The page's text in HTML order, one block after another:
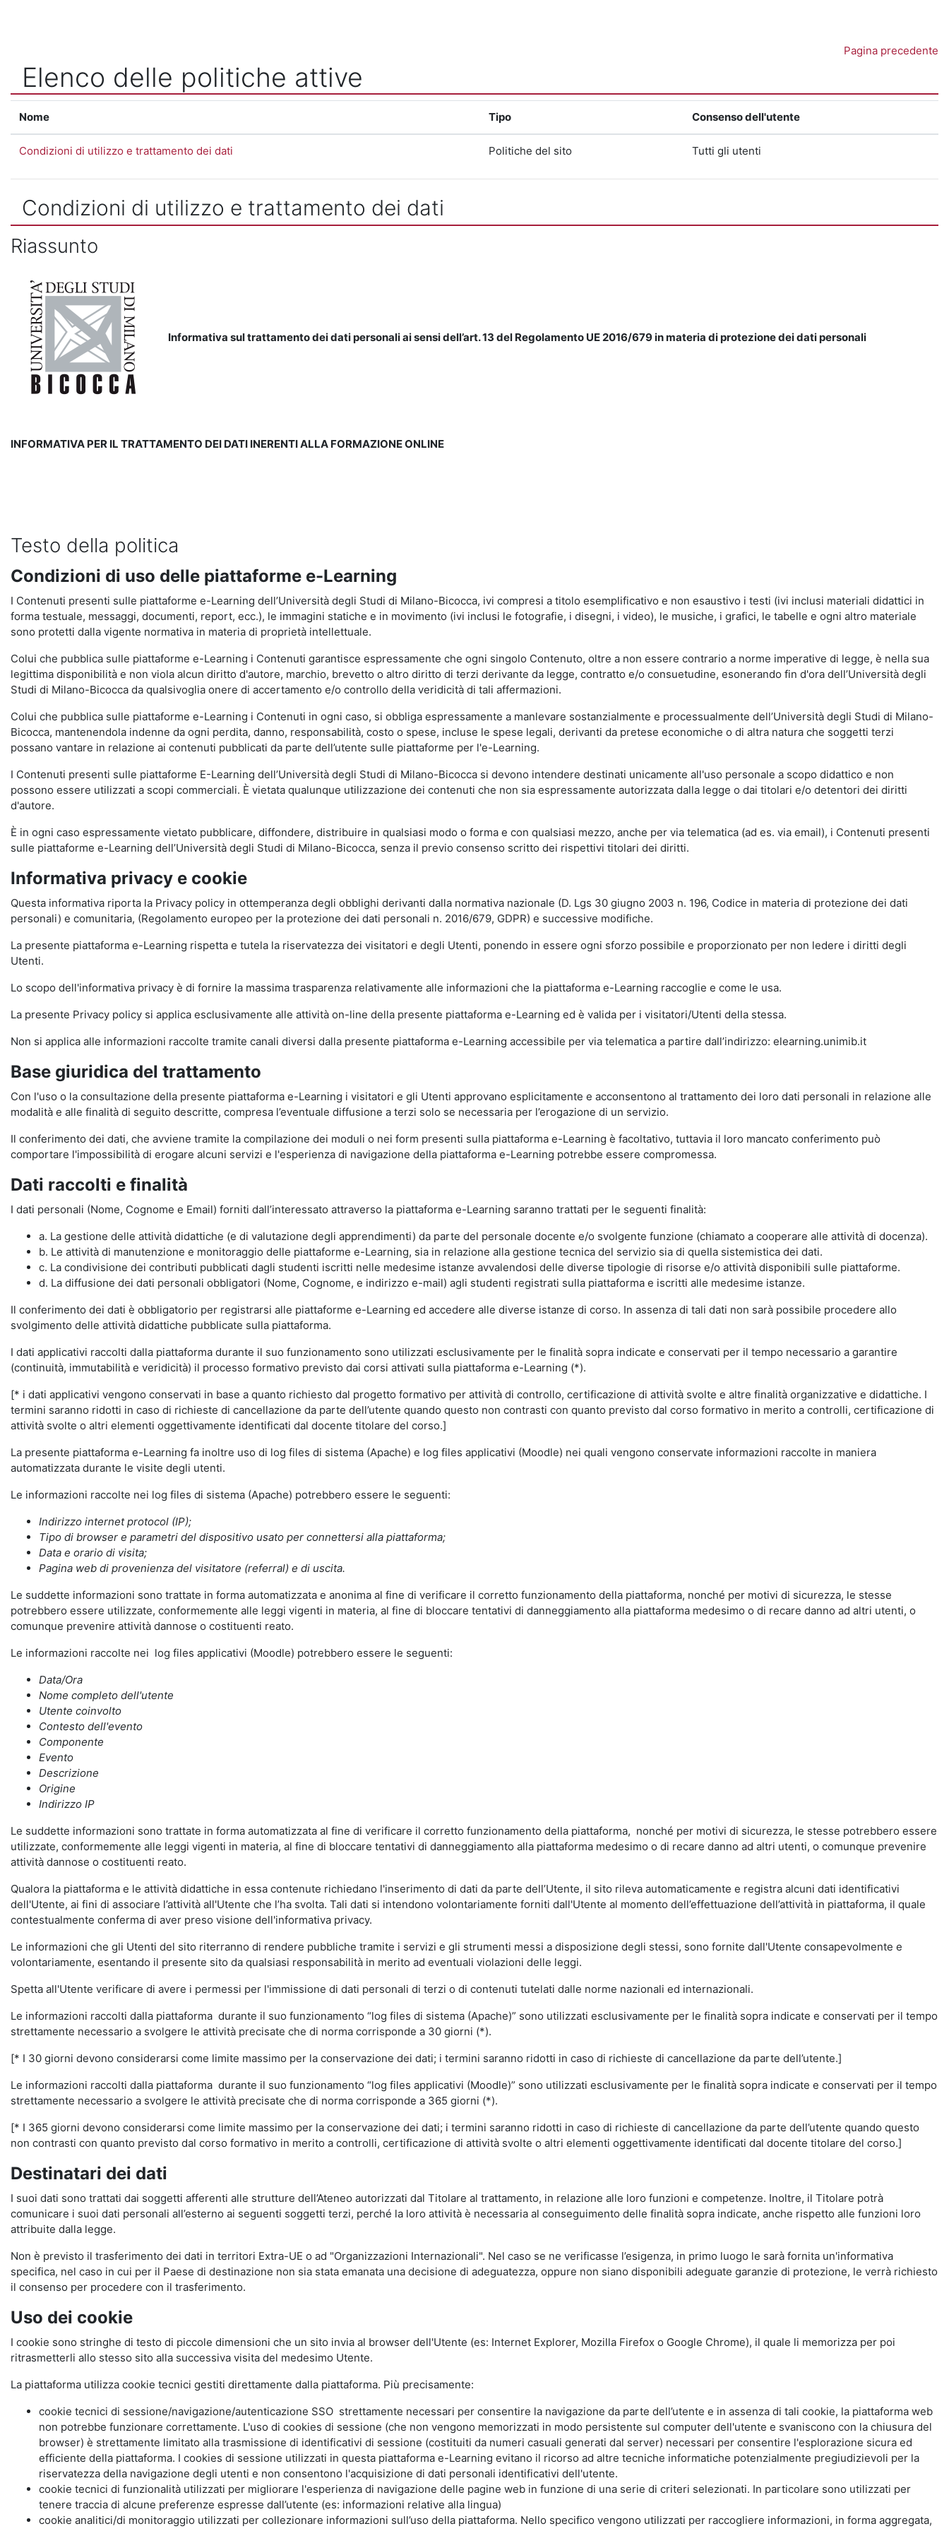
Pagina precedente
Elenco delle politiche attive
Nome Tipo Consenso dell'utente
Condizioni di utilizzo e trattamento dei dati Politiche del sito Tutti gli utenti
Condizioni di utilizzo e trattamento dei dati
Riassunto
Informativa sul trattamento dei dati personali ai sensi dell’art. 13 del Regolamento UE 2016/679 in materia di protezione dei dati personali
INFORMATIVA PER IL TRATTAMENTO DEI DATI INERENTI ALLA FORMAZIONE ONLINE
Testo della politica
Condizioni di uso delle piattaforme e-Learning
I Contenuti presenti sulle piattaforme e-Learning dell’Università degli Studi di Milano-Bicocca, ivi compresi a titolo esemplificativo e non esaustivo i testi (ivi inclusi materiali didattici in
forma testuale, messaggi, documenti, report, ecc.), le immagini statiche e in movimento (ivi inclusi le fotografie, i disegni, i video), le musiche, i grafici, le tabelle e ogni altro materiale
sono protetti dalla vigente normativa in materia di proprietà intellettuale.
Colui che pubblica sulle piattaforme e-Learning i Contenuti garantisce espressamente che ogni singolo Contenuto, oltre a non essere contrario a norme imperative di legge, è nella sua
legittima disponibilità e non viola alcun diritto d'autore, marchio, brevetto o altro diritto di terzi derivante da legge, contratto e/o consuetudine, esonerando fin d'ora dell’Università degli
Studi di Milano-Bicocca da qualsivoglia onere di accertamento e/o controllo della veridicità di tali affermazioni.
Colui che pubblica sulle piattaforme e-Learning i Contenuti in ogni caso, si obbliga espressamente a manlevare sostanzialmente e processualmente dell’Università degli Studi di Milano-
Bicocca, mantenendola indenne da ogni perdita, danno, responsabilità, costo o spese, incluse le spese legali, derivanti da pretese economiche o di altra natura che soggetti terzi
possano vantare in relazione ai contenuti pubblicati da parte dell’utente sulle piattaforme per l'e-Learning.
I Contenuti presenti sulle piattaforme E-Learning dell’Università degli Studi di Milano-Bicocca si devono intendere destinati unicamente all'uso personale a scopo didattico e non
possono essere utilizzati a scopi commerciali. È vietata qualunque utilizzazione dei contenuti che non sia espressamente autorizzata dalla legge o dai titolari e/o detentori dei diritti
d'autore.
È in ogni caso espressamente vietato pubblicare, diffondere, distribuire in qualsiasi modo o forma e con qualsiasi mezzo, anche per via telematica (ad es. via email), i Contenuti presenti
sulle piattaforme e-Learning dell’Università degli Studi di Milano-Bicocca, senza il previo consenso scritto dei rispettivi titolari dei diritti.
Informativa privacy e cookie
Questa informativa riporta la Privacy policy in ottemperanza degli obblighi derivanti dalla normativa nazionale (D. Lgs 30 giugno 2003 n. 196, Codice in materia di protezione dei dati
personali) e comunitaria, (Regolamento europeo per la protezione dei dati personali n. 2016/679, GDPR) e successive modifiche.
La presente piattaforma e-Learning rispetta e tutela la riservatezza dei visitatori e degli Utenti, ponendo in essere ogni sforzo possibile e proporzionato per non ledere i diritti degli
Utenti.
Lo scopo dell'informativa privacy è di fornire la massima trasparenza relativamente alle informazioni che la piattaforma e-Learning raccoglie e come le usa.
La presente Privacy policy si applica esclusivamente alle attività on-line della presente piattaforma e-Learning ed è valida per i visitatori/Utenti della stessa.
Non si applica alle informazioni raccolte tramite canali diversi dalla presente piattaforma e-Learning accessibile per via telematica a partire dall’indirizzo: elearning.unimib.it
Base giuridica del trattamento
Con l'uso o la consultazione della presente piattaforma e-Learning i visitatori e gli Utenti approvano esplicitamente e acconsentono al trattamento dei loro dati personali in relazione alle
modalità e alle finalità di seguito descritte, compresa l’eventuale diffusione a terzi solo se necessaria per l’erogazione di un servizio.
Il conferimento dei dati, che avviene tramite la compilazione dei moduli o nei form presenti sulla piattaforma e-Learning è facoltativo, tuttavia il loro mancato conferimento può
comportare l'impossibilità di erogare alcuni servizi e l'esperienza di navigazione della piattaforma e-Learning potrebbe essere compromessa.
Dati raccolti e finalità
I dati personali (Nome, Cognome e Email) forniti dall’interessato attraverso la piattaforma e-Learning saranno trattati per le seguenti finalità:
a. La gestione delle attività didattiche (e di valutazione degli apprendimenti) da parte del personale docente e/o svolgente funzione (chiamato a cooperare alle attività di docenza).
b. Le attività di manutenzione e monitoraggio delle piattaforme e-Learning, sia in relazione alla gestione tecnica del servizio sia di quella sistemistica dei dati.
c. La condivisione dei contributi pubblicati dagli studenti iscritti nelle medesime istanze avvalendosi delle diverse tipologie di risorse e/o attività disponibili sulle piattaforme.
d. La diffusione dei dati personali obbligatori (Nome, Cognome, e indirizzo e-mail) agli studenti registrati sulla piattaforma e iscritti alle medesime istanze.
Il conferimento dei dati è obbligatorio per registrarsi alle piattaforme e-Learning ed accedere alle diverse istanze di corso. In assenza di tali dati non sarà possibile procedere allo
svolgimento delle attività didattiche pubblicate sulla piattaforma.
I dati applicativi raccolti dalla piattaforma durante il suo funzionamento sono utilizzati esclusivamente per le finalità sopra indicate e conservati per il tempo necessario a garantire
(continuità, immutabilità e veridicità) il processo formativo previsto dai corsi attivati sulla piattaforma e-Learning (*).
[* i dati applicativi vengono conservati in base a quanto richiesto dal progetto formativo per attività di controllo, certificazione di attività svolte e altre finalità organizzative e didattiche. I
termini saranno ridotti in caso di richieste di cancellazione da parte dell’utente quando questo non contrasti con quanto previsto dal corso formativo in merito a controlli, certificazione di
attività svolte o altri elementi oggettivamente identificati dal docente titolare del corso.]
La presente piattaforma e-Learning fa inoltre uso di log files di sistema (Apache) e log files applicativi (Moodle) nei quali vengono conservate informazioni raccolte in maniera
automatizzata durante le visite degli utenti.
Le informazioni raccolte nei log files di sistema (Apache) potrebbero essere le seguenti:
Indirizzo internet protocol (IP);
Tipo di browser e parametri del dispositivo usato per connettersi alla piattaforma;
Data e orario di visita;
Pagina web di provenienza del visitatore (referral) e di uscita.
Le suddette informazioni sono trattate in forma automatizzata e anonima al fine di verificare il corretto funzionamento della piattaforma, nonché per motivi di sicurezza, le stesse
potrebbero essere utilizzate, conformemente alle leggi vigenti in materia, al fine di bloccare tentativi di danneggiamento alla piattaforma medesimo o di recare danno ad altri utenti, o
comunque prevenire attività dannose o costituenti reato.
Le informazioni raccolte nei log files applicativi (Moodle) potrebbero essere le seguenti:
Data/Ora
Nome completo dell'utente
Utente coinvolto
Contesto dell'evento
Componente
Evento
Descrizione
Origine
Indirizzo IP
Le suddette informazioni sono trattate in forma automatizzata al fine di verificare il corretto funzionamento della piattaforma, nonché per motivi di sicurezza, le stesse potrebbero essere
utilizzate, conformemente alle leggi vigenti in materia, al fine di bloccare tentativi di danneggiamento alla piattaforma medesimo o di recare danno ad altri utenti, o comunque prevenire
attività dannose o costituenti reato.
Qualora la piattaforma e le attività didattiche in essa contenute richiedano l'inserimento di dati da parte dell’Utente, il sito rileva automaticamente e registra alcuni dati identificativi
dell'Utente, ai fini di associare l’attività all'Utente che l’ha svolta. Tali dati si intendono volontariamente forniti dall'Utente al momento dell’effettuazione dell’attività in piattaforma, il quale
contestualmente conferma di aver preso visione dell'informativa privacy.
Le informazioni che gli Utenti del sito riterranno di rendere pubbliche tramite i servizi e gli strumenti messi a disposizione degli stessi, sono fornite dall'Utente consapevolmente e
volontariamente, esentando il presente sito da qualsiasi responsabilità in merito ad eventuali violazioni delle leggi.
Spetta all'Utente verificare di avere i permessi per l'immissione di dati personali di terzi o di contenuti tutelati dalle norme nazionali ed internazionali.
Le informazioni raccolti dalla piattaforma durante il suo funzionamento “log files di sistema (Apache)” sono utilizzati esclusivamente per le finalità sopra indicate e conservati per il tempo
strettamente necessario a svolgere le attività precisate che di norma corrisponde a 30 giorni (*).
[* I 30 giorni devono considerarsi come limite massimo per la conservazione dei dati; i termini saranno ridotti in caso di richieste di cancellazione da parte dell’utente.]
Le informazioni raccolti dalla piattaforma durante il suo funzionamento “log files applicativi (Moodle)” sono utilizzati esclusivamente per le finalità sopra indicate e conservati per il tempo
strettamente necessario a svolgere le attività precisate che di norma corrisponde a 365 giorni (*).
[* I 365 giorni devono considerarsi come limite massimo per la conservazione dei dati; i termini saranno ridotti in caso di richieste di cancellazione da parte dell’utente quando questo
non contrasti con quanto previsto dal corso formativo in merito a controlli, certificazione di attività svolte o altri elementi oggettivamente identificati dal docente titolare del corso.]
Destinatari dei dati
I suoi dati sono trattati dai soggetti afferenti alle strutture dell’Ateneo autorizzati dal Titolare al trattamento, in relazione alle loro funzioni e competenze. Inoltre, il Titolare potrà
comunicare i suoi dati personali all’esterno ai seguenti soggetti terzi, perché la loro attività è necessaria al conseguimento delle finalità sopra indicate, anche rispetto alle funzioni loro
attribuite dalla legge.
Non è previsto il trasferimento dei dati in territori Extra-UE o ad "Organizzazioni Internazionali". Nel caso se ne verificasse l’esigenza, in primo luogo le sarà fornita un'informativa
specifica, nel caso in cui per il Paese di destinazione non sia stata emanata una decisione di adeguatezza, oppure non siano disponibili adeguate garanzie di protezione, le verrà richiesto
il consenso per procedere con il trasferimento.
Uso dei cookie
I cookie sono stringhe di testo di piccole dimensioni che un sito invia al browser dell'Utente (es: Internet Explorer, Mozilla Firefox o Google Chrome), il quale li memorizza per poi
ritrasmetterli allo stesso sito alla successiva visita del medesimo Utente.
La piattaforma utilizza cookie tecnici gestiti direttamente dalla piattaforma. Più precisamente:
cookie tecnici di sessione/navigazione/autenticazione SSO strettamente necessari per consentire la navigazione da parte dell’utente e in assenza di tali cookie, la piattaforma web
non potrebbe funzionare correttamente. L'uso di cookies di sessione (che non vengono memorizzati in modo persistente sul computer dell'utente e svaniscono con la chiusura del
browser) è strettamente limitato alla trasmissione di identificativi di sessione (costituiti da numeri casuali generati dal server) necessari per consentire l'esplorazione sicura ed
efficiente della piattaforma. I cookies di sessione utilizzati in questa piattaforma e-Learning evitano il ricorso ad altre tecniche informatiche potenzialmente pregiudizievoli per la
riservatezza della navigazione degli utenti e non consentono l'acquisizione di dati personali identificativi dell'utente.
cookie tecnici di funzionalità utilizzati per migliorare l'esperienza di navigazione delle pagine web in funzione di una serie di criteri selezionati. In particolare sono utilizzati per
tenere traccia di alcune preferenze espresse dall’utente (es: informazioni relative alla lingua)
cookie analitici/di monitoraggio utilizzati per collezionare informazioni sull’uso della piattaforma. Nello specifico vengono utilizzati per raccogliere informazioni, in forma aggregata,